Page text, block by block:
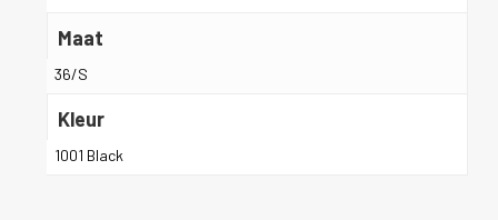
Maat
36/S
Kleur
1001 Black